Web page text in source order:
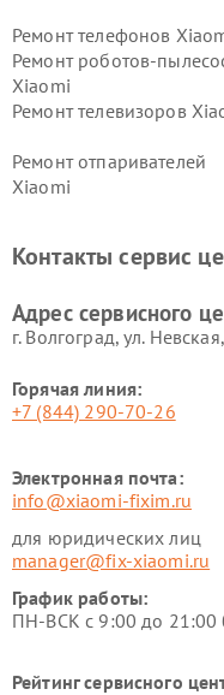
Ремонт телефонов
Ремонт роботов-
Xiaomi
Ремонт телевизоров
Ремонт отпаривателей
Xiaomi
Ремонт стиральных
Контакты сервис
Адрес сервисного
г. Волгоград, ул.
Горячая линия:
+7 (844) 290-70-26
Электронная почта:
info@xiaomi-fixim.ru
для юридических лиц
manager@fix-xiaomi.ru
График работы:
ПН-ВСК с 9:00 до 21:00
Рейтинг сервисного